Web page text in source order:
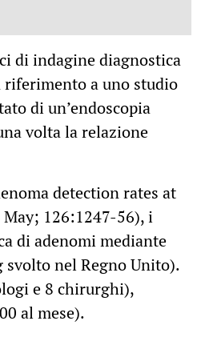
di indagine diagnostica
riferimento a uno studio
di un’endoscopia
volta la relazione
detection rates at
126:1247-56), i
di adenomi mediante
nel Regno Unito).
e 8 chirurghi),
al mese).